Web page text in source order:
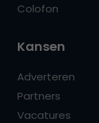
Colofon
Kansen
Adverteren
Partners
Vacatures